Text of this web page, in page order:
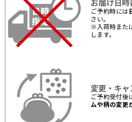
お届け日時
ご予約時には
さい。
※入荷時また
します。
変更・キャ
ご予約受付後
ムや柄の変更